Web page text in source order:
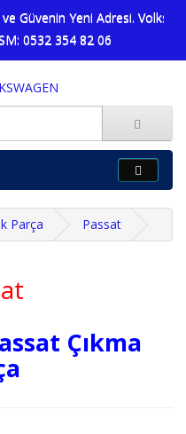
Güvenin Yeni Adresi.
0532 354 82 06
Parça Passat
Çıkma